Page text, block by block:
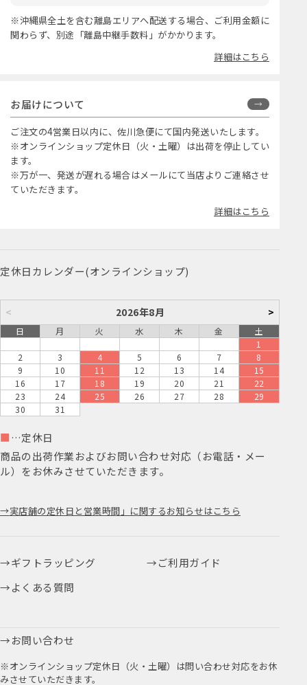
※沖縄県全土を含む離島エリアへ配送する場合、ご利用金額に
関わらず、別途「離島中継手数料」がかかります。
詳細はこちら
お届けについて
ご注文の4営業日以内に、佐川急便にて国内発送いたします。
※オンラインショップ定休日（火・土曜）は出荷を停止してい
ます。
※万が一、発送が遅れる場合はメールにて当店よりご連絡させ
ていただきます。
詳細はこちら
定休日カレンダー(オンラインショップ)
< 2026年8月 >
日 月 火 水 木 金
土
1
2
3 4 5 6 7
8
9
10 11 12 13 14
15
16
17 18 19 20 21
22
23
24 25 26 27 28
29
30
31
■ …定休日
商品の出荷作業およびお問い合わせ対応（お電話・メー
ル）をお休みさせていただきます。
実店舗の定休日と営業時間」に関するお知らせはこちら
ギフトラッピング
ご利用ガイド
よくある質問
お問い合わせ
※オンラインショップ定休日（火・土曜）は問い合わせ対応をお休
みさせていただきます。